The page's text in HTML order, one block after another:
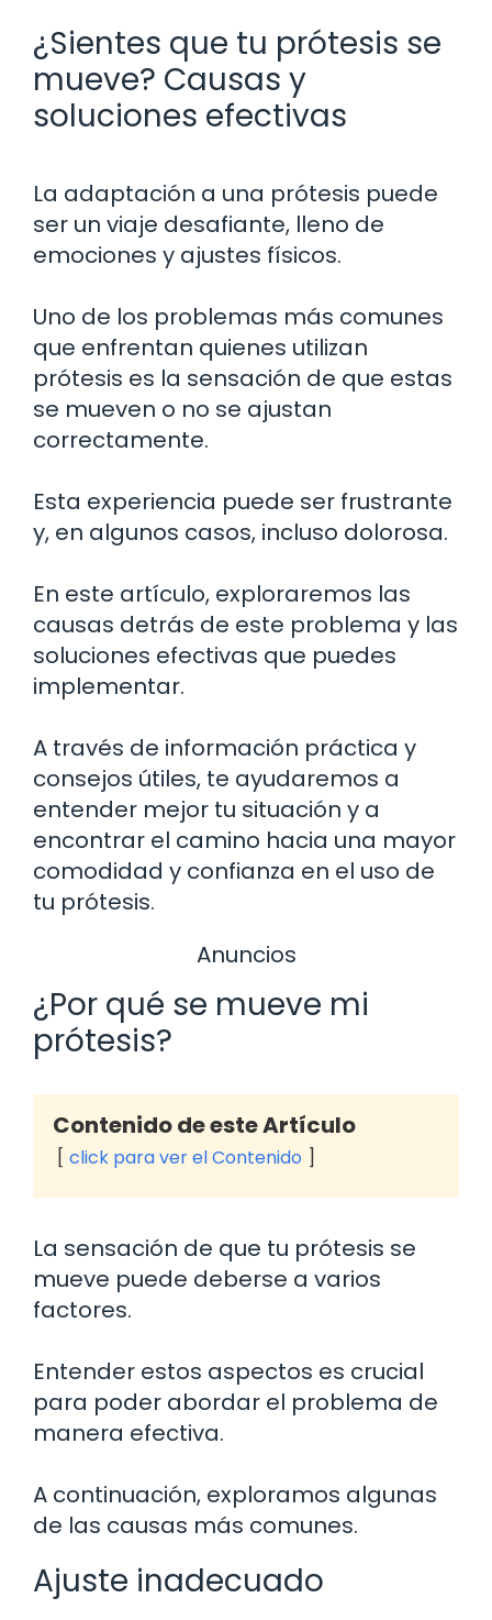
¿Sientes que tu prótesis se
mueve? Causas y
soluciones efectivas
La adaptación a una prótesis puede
ser un viaje desafiante, lleno de
emociones y ajustes físicos.
Uno de los problemas más comunes
que enfrentan quienes utilizan
prótesis es la sensación de que estas
se mueven o no se ajustan
correctamente.
Esta experiencia puede ser frustrante
y, en algunos casos, incluso dolorosa.
En este artículo, exploraremos las
causas detrás de este problema y las
soluciones efectivas que puedes
implementar.
A través de información práctica y
consejos útiles, te ayudaremos a
entender mejor tu situación y a
encontrar el camino hacia una mayor
comodidad y confianza en el uso de
tu prótesis.
Anuncios
¿Por qué se mueve mi
prótesis?
Contenido de este Artículo
click para ver el Contenido
La sensación de que tu prótesis se
mueve puede deberse a varios
factores.
Entender estos aspectos es crucial
para poder abordar el problema de
manera efectiva.
A continuación, exploramos algunas
de las causas más comunes.
Ajuste inadecuado